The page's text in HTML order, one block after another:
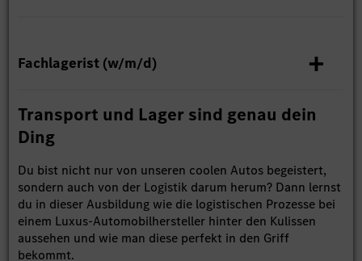
Fachlagerist (w/m/d)
Transport und Lager sind genau dein
Ding
Du bist nicht nur von unseren coolen Autos begeistert,
sondern auch von der Logistik darum herum? Dann lernst
du in dieser Ausbildung wie die logistischen Prozesse bei
einem Luxus-Automobilhersteller hinter den Kulissen
aussehen und wie man diese perfekt in den Griff
bekommt.